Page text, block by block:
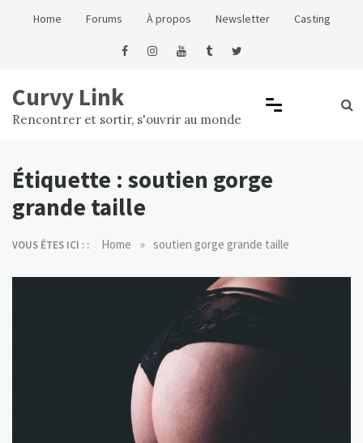
Home Forums À propos Newsletter Casting
Curvy Link
Rencontrer et sortir, s'ouvrir au monde
Étiquette : soutien gorge
grande taille
VOUS ÊTES ICI : : Home » soutien gorge grande taille